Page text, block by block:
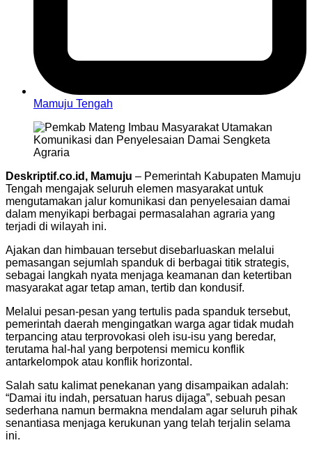
Mamuju Tengah
Deskriptif.co.id, Mamuju – Pemerintah Kabupaten Mamuju
Tengah mengajak seluruh elemen masyarakat untuk
mengutamakan jalur komunikasi dan penyelesaian damai
dalam menyikapi berbagai permasalahan agraria yang
terjadi di wilayah ini.
Ajakan dan himbauan tersebut disebarluaskan melalui
pemasangan sejumlah spanduk di berbagai titik strategis,
sebagai langkah nyata menjaga keamanan dan ketertiban
masyarakat agar tetap aman, tertib dan kondusif.
Melalui pesan-pesan yang tertulis pada spanduk tersebut,
pemerintah daerah mengingatkan warga agar tidak mudah
terpancing atau terprovokasi oleh isu-isu yang beredar,
terutama hal-hal yang berpotensi memicu konflik
antarkelompok atau konflik horizontal.
Salah satu kalimat penekanan yang disampaikan adalah:
“Damai itu indah, persatuan harus dijaga”, sebuah pesan
sederhana namun bermakna mendalam agar seluruh pihak
senantiasa menjaga kerukunan yang telah terjalin selama
ini.